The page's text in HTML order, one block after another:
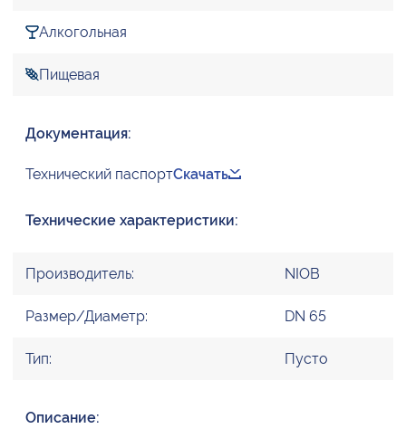
Алкогольная
Пищевая
Документация:
Технический паспортСкачать
Технические характеристики:
Производитель: NIOB
Размер/Диаметр: DN 65
Тип: Пусто
Описание: